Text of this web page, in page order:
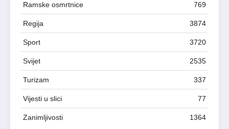
Ramske osmrtnice 769
Regija 3874
Sport 3720
Svijet 2535
Turizam 337
Vijesti u slici 77
Zanimljivosti 1364